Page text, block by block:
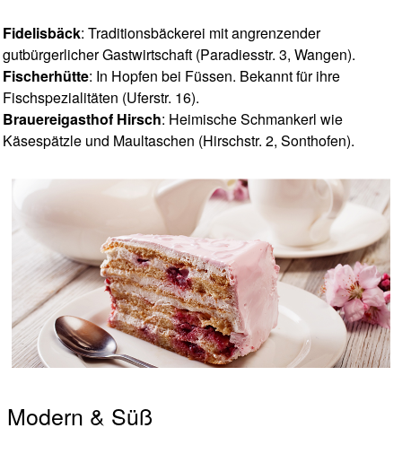
Fidelisbäck: Traditionsbäckerei mit angrenzender
gutbürgerlicher Gastwirtschaft (Paradiesstr. 3, Wangen).
Fischerhütte: In Hopfen bei Füssen. Bekannt für ihre
Fischspezialitäten (Uferstr. 16).
Brauereigasthof Hirsch: Heimische Schmankerl wie
Käsespätzle und Maultaschen (Hirschstr. 2, Sonthofen).
Modern & Süß